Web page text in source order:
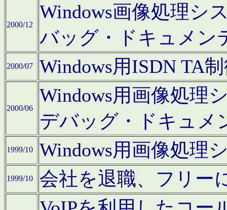
2000/12
Windows画像処理シ
バッグ・ドキュメン
2000/07 Windows用ISDN TA
2000/06
Windows用画像処理
デバッグ・ドキュメ
1999/10 Windows用画像処理
1999/10 会社を退職、フリー